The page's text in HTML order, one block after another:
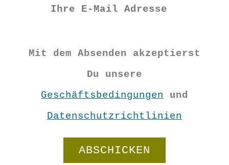
Mit dem Absenden akzeptierst
Du unsere
Geschäftsbedingungen und
Datenschutzrichtlinien